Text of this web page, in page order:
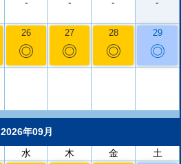
-
-
-
-
26
◎
27
◎
28
◎
29
◎
2026年09月
水 木 金 土